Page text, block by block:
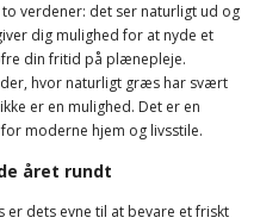
verdener: det ser naturligt ud og
dig mulighed for at nyde et
din fritid på plænepleje.
hvor naturligt græs har svært
er en mulighed. Det er en
moderne hjem og livsstile.
året rundt
dets evne til at bevare et friskt